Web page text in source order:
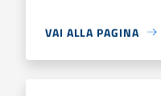
VAI ALLA PAGINA